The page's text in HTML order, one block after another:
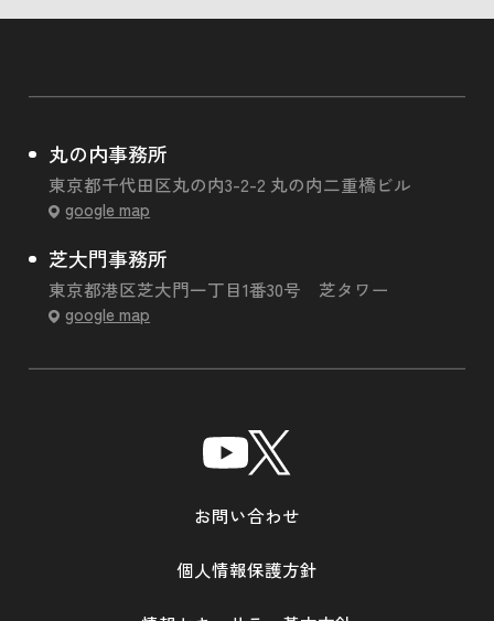
丸の内事務所
東京都千代田区丸の内3-2-2 丸の内二重橋ビル
google map
芝大門事務所
東京都港区芝大門一丁目1番30号 芝タワー
google map
お問い合わせ
個人情報保護方針